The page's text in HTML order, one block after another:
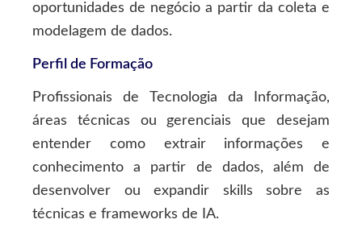
oportunidades de negócio a partir da coleta e
modelagem de dados.
Perfil de Formação
Profissionais de Tecnologia da Informação,
áreas técnicas ou gerenciais que desejam
entender como extrair informações e
conhecimento a partir de dados, além de
desenvolver ou expandir skills sobre as
técnicas e frameworks de IA.